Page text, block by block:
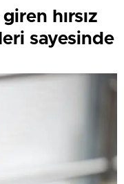
hırsız
sayesinde